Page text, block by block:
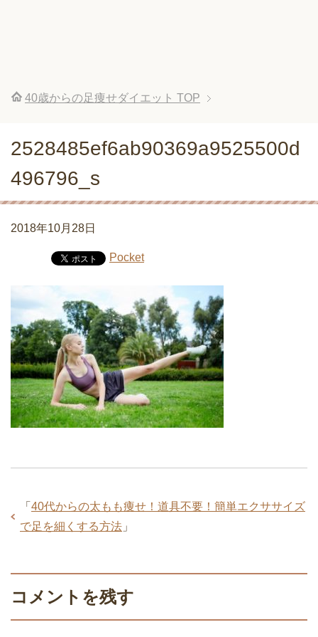
40歳からの足痩せダイエット TOP
2528485ef6ab90369a9525500d
496796_s
2018年10月28日
Pocket
「 40代からの太もも痩せ！道具不要！簡単エクササイズ
で足を細くする方法 」
コメントを残す